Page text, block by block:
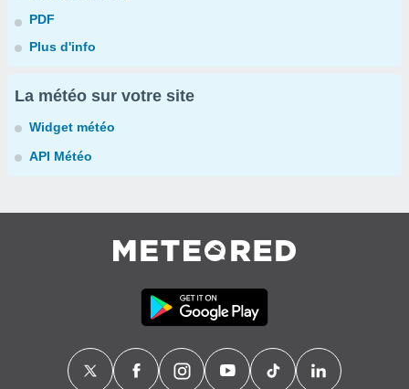
PDF
Plus d'info
La météo sur votre site
Widget météo
API Météo